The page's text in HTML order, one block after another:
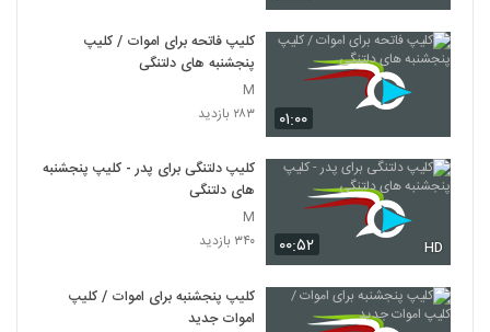
۰۱:۰۰
کلیپ فاتحه برای اموات / کلیپ
پنجشنبه های دلتنگی
M
۲۸۳ بازدید
۰۰:۵۲ HD
کلیپ دلتنگی برای پدر - کلیپ پنجشنبه
های دلتنگی
M
۳۴۰ بازدید
کلیپ پنجشنبه برای اموات / کلیپ
اموات جدید